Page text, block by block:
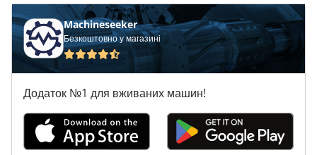
Machineseeker
Безкоштовно у магазині
Додаток №1 для вживаних машин!